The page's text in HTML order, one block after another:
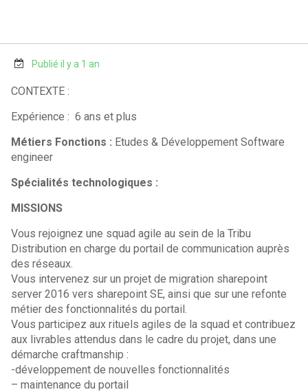
Publié il y a 1 an
CONTEXTE :
Expérience : 6 ans et plus
Métiers Fonctions : Etudes & Développement Software
engineer
Spécialités technologiques :
MISSIONS
Vous rejoignez une squad agile au sein de la Tribu
Distribution en charge du portail de communication auprès
des réseaux.
Vous intervenez sur un projet de migration sharepoint
server 2016 vers sharepoint SE, ainsi que sur une refonte
métier des fonctionnalités du portail.
Vous participez aux rituels agiles de la squad et contribuez
aux livrables attendus dans le cadre du projet, dans une
démarche craftmanship :
-développement de nouvelles fonctionnalités
– maintenance du portail